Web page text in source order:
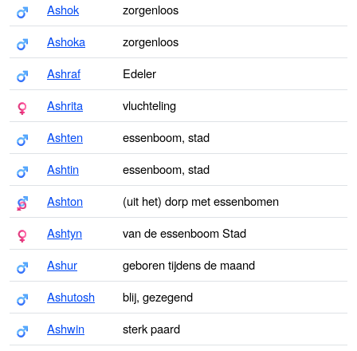
Ashok
zorgenloos
Ashoka
zorgenloos
Ashraf
Edeler
Ashrita
vluchteling
Ashten
essenboom, stad
Ashtin
essenboom, stad
Ashton
(uit het) dorp met essenbomen
Ashtyn
van de essenboom Stad
Ashur
geboren tijdens de maand
Ashutosh
blij, gezegend
Ashwin
sterk paard